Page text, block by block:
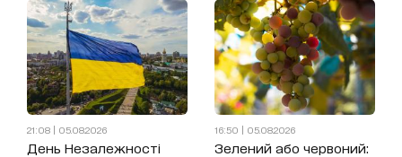
21:08 | 05.08.2026
День Незалежності
16:50 | 05.08.2026
Зелений або червоний: